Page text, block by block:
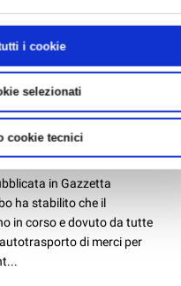
i cookie
selezionati
cookie tecnici
PER IL 2024
in Gazzetta
ha stabilito che il
in corso e dovuto da tutte
di merci per